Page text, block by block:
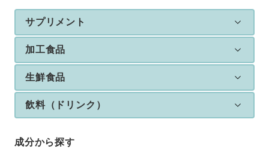
サプリメント
加工食品
生鮮食品
飲料（ドリンク）
成分から探す